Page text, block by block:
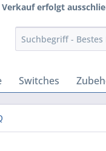
Verkauf erfolgt
Switches